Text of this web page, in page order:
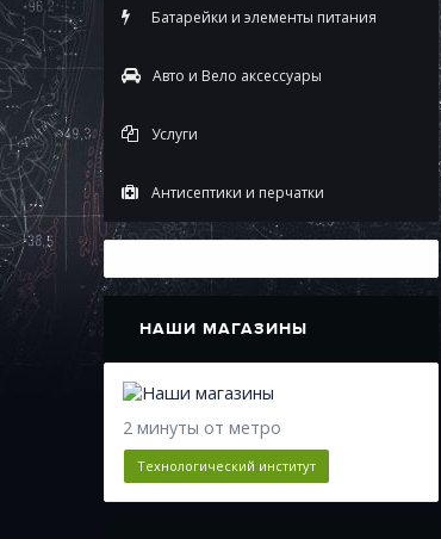
Батарейки и элементы питания
Авто и Вело аксессуары
Услуги
Антисептики и перчатки
НАШИ МАГАЗИНЫ
2 минуты от метро
Технологический институт